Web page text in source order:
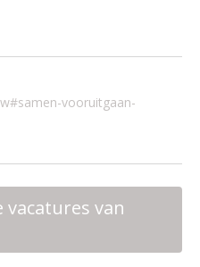
vooruitgaan-
vacatures van